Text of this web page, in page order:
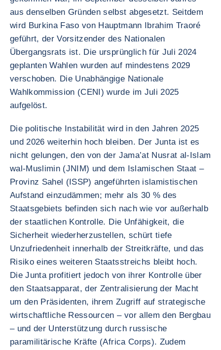
aus denselben Gründen selbst abgesetzt. Seitdem
wird Burkina Faso von Hauptmann Ibrahim Traoré
geführt, der Vorsitzender des Nationalen
Übergangsrats ist. Die ursprünglich für Juli 2024
geplanten Wahlen wurden auf mindestens 2029
verschoben. Die Unabhängige Nationale
Wahlkommission (CENI) wurde im Juli 2025
aufgelöst.
Die politische Instabilität wird in den Jahren 2025
und 2026 weiterhin hoch bleiben. Der Junta ist es
nicht gelungen, den von der Jama’at Nusrat al-Islam
wal-Muslimin (JNIM) und dem Islamischen Staat –
Provinz Sahel (ISSP) angeführten islamistischen
Aufstand einzudämmen; mehr als 30 % des
Staatsgebiets befinden sich nach wie vor außerhalb
der staatlichen Kontrolle. Die Unfähigkeit, die
Sicherheit wiederherzustellen, schürt tiefe
Unzufriedenheit innerhalb der Streitkräfte, und das
Risiko eines weiteren Staatsstreichs bleibt hoch.
Die Junta profitiert jedoch von ihrer Kontrolle über
den Staatsapparat, der Zentralisierung der Macht
um den Präsidenten, ihrem Zugriff auf strategische
wirtschaftliche Ressourcen – vor allem den Bergbau
– und der Unterstützung durch russische
paramilitärische Kräfte (Africa Corps). Zudem